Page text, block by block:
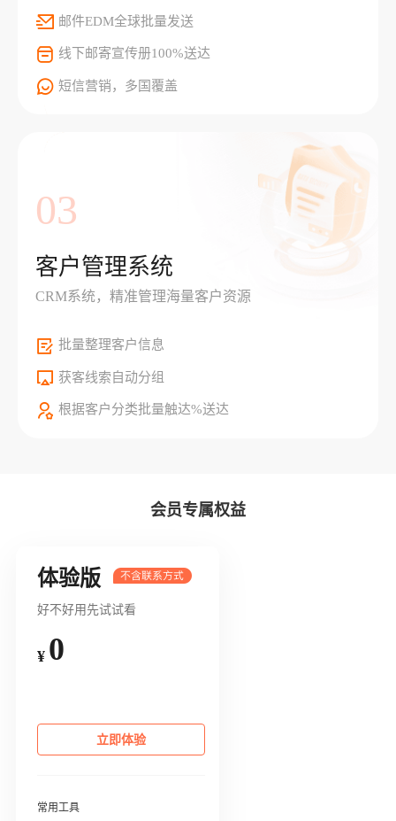
邮件EDM全球批量发送
线下邮寄宣传册100%送达
短信营销，多国覆盖
03
客户管理系统
CRM系统，精准管理海量客户资源
批量整理客户信息
获客线索自动分组
根据客户分类批量触达%送达
会员专属权益
体验版
好不好用先试试看
¥ 0
立即体验
常用工具